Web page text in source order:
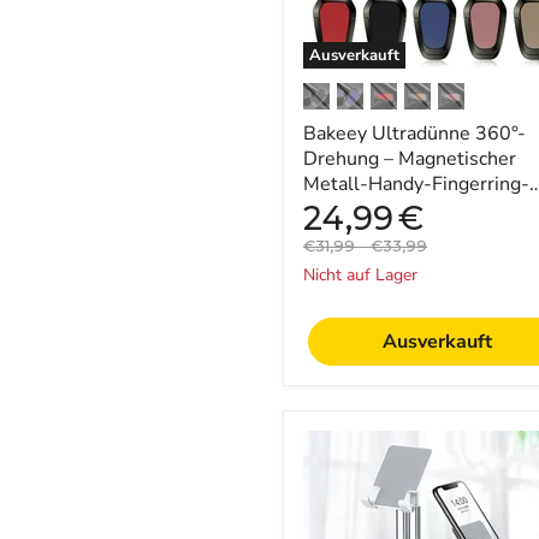
Ausverkauft
Halter-
Ständer
–
Unterstützendes
Zubehör
für
Smartphone-
Benutzer
Bakeey Ultradünne 360°-
Drehung – Magnetischer
Metall-Handy-Fingerring-
Halter-Ständer –
Unterstützendes Zubehör
Sm...
Aktueller
Preis
24,99€
Originalpreis
€31,99 -Originalpreis
€33,99
Nicht auf Lager
Ausverkauft
Universeller
zusammenklappbarer
Teleskopständer